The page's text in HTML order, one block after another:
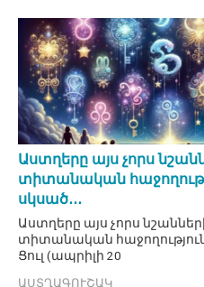
Աստղերը այս չորս
տիտանական
սկսած․․․
Աստղերը այս չորս
տիտանական հաջողություն
Ցուլ (ապրիլի 20
ԱՍՏՂԱԳՈՒՇԱԿ